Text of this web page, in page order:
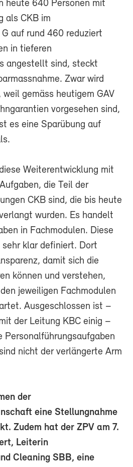
heute 640 Personen mit
als CKB im
auf rund 460 reduziert
in tieferen
angestellt sind, steckt
Zwar wird
gemäss heutigem GAV
vorgesehen sind,
es eine Sparübung auf
Weiterentwicklung mit
die Teil der
CKB sind, die bis heute
wurden. Es handelt
in Fachmodulen. Diese
sehr klar definiert. Dort
damit sich die
können und verstehen,
jeweiligen Fachmodulen
Ausgeschlossen ist –
der Leitung KBC einig –
Personalführungsaufgaben
nicht der verlängerte Arm
der
eine Stellungnahme
Zudem hat der ZPV am 7.
Leiterin
Cleaning SBB, eine